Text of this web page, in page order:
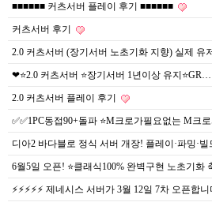
■■■■■■ 커츠서버 플레이 후기 ■■■■■■
커츠서버 후기
2.0 커츠서버 (장기서버 노초기화 지향) 실제 유
❤⭐️2.0 커츠서버 ⭐️장기서버 1년이상 유지⭐️GR…
2.0 커츠서버 플레이 후기
✅✅1PC동접90+돌파 ⭐M크로가필요없는 M크
디아2 바다블로 정식 서버 개장! 플레이·파밍·
6월5일 오픈! ⭐️클래식100% 완벽구현 노초기화
⚡⚡⚡⚡⚡ 제네시스 서버가 3월 12일 7차 오픈합